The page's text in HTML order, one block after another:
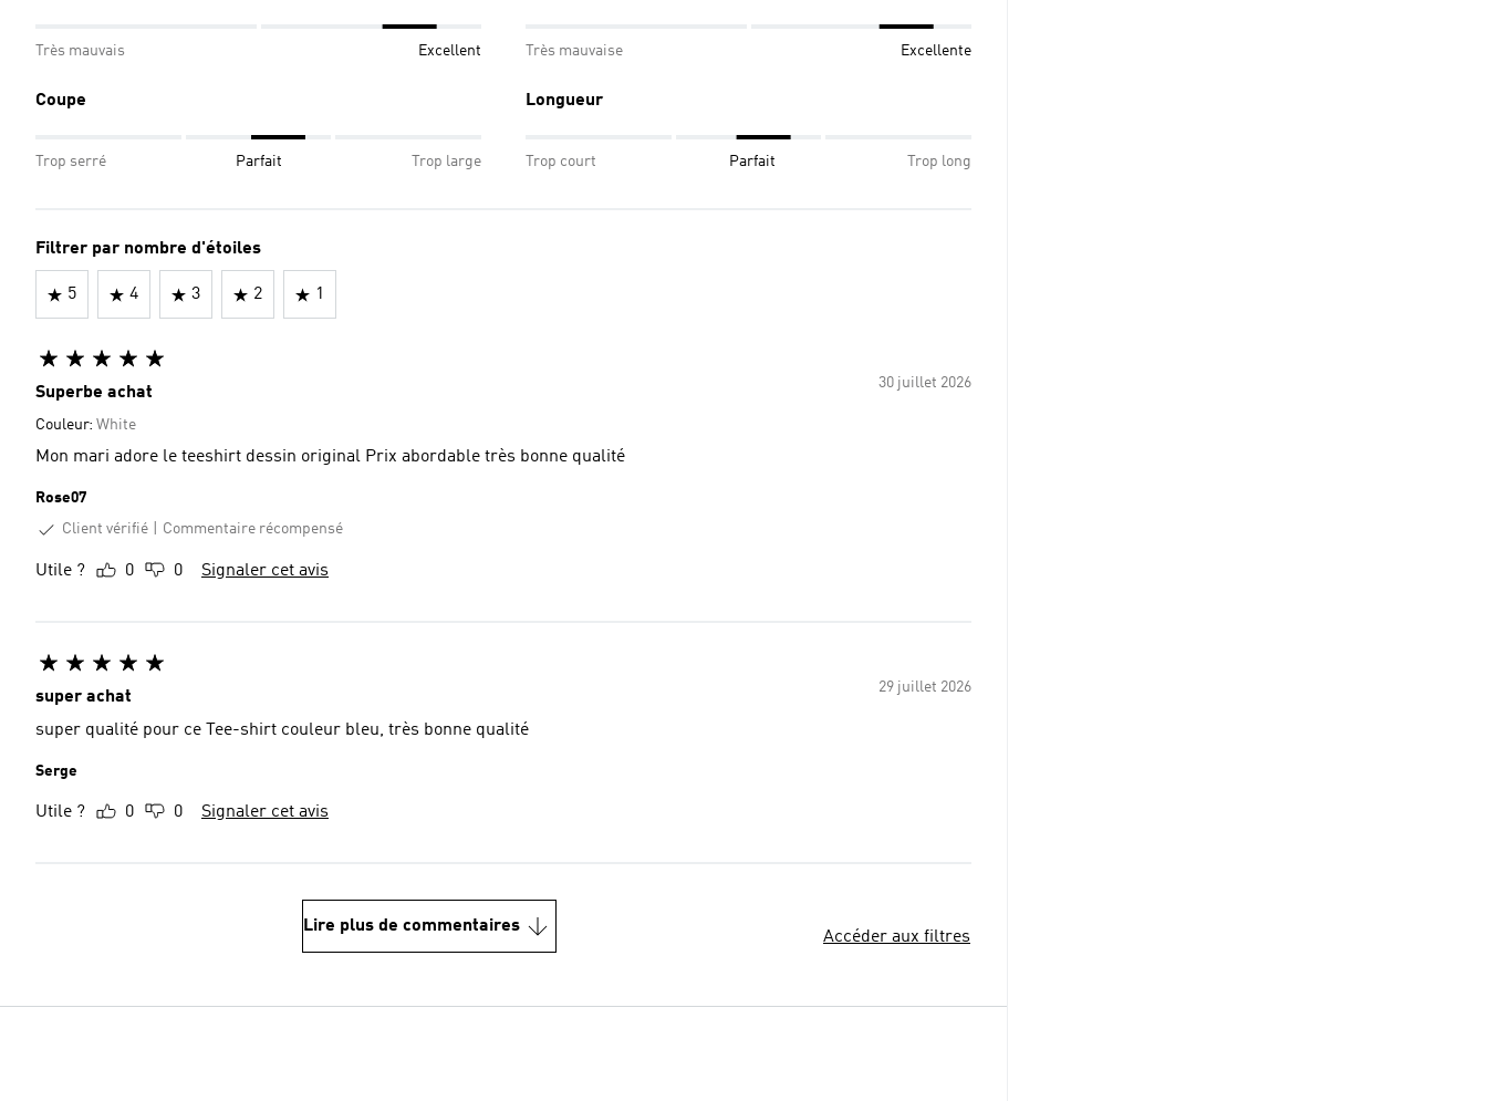
Très mauvais Excellent Très mauvaise Excellente
Coupe
Trop serré Parfait Trop large
Longueur
Trop court Parfait Trop long
Filtrer par nombre d'étoiles
5 4 3 2 1
30 juillet 2026
Superbe achat
Couleur: White
Mon mari adore le teeshirt dessin original Prix abordable très bonne qualité
Rose07
Client vérifié
Commentaire récompensé
Utile ? 0 0 Signaler cet avis
29 juillet 2026
super achat
super qualité pour ce Tee-shirt couleur bleu, très bonne qualité
Serge
Utile ? 0 0 Signaler cet avis
Lire plus de commentaires
Accéder aux filtres